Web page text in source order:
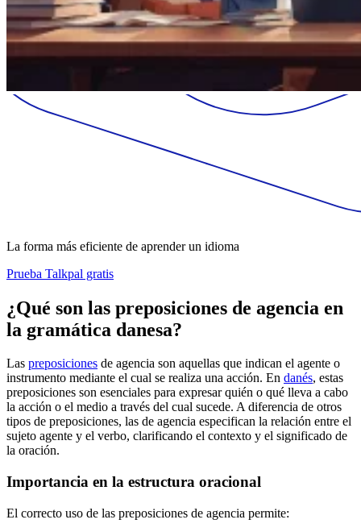
La forma más eficiente de aprender un idioma
Prueba Talkpal gratis
¿Qué son las preposiciones de agencia en
la gramática danesa?
Las preposiciones de agencia son aquellas que indican el agente o
instrumento mediante el cual se realiza una acción. En danés, estas
preposiciones son esenciales para expresar quién o qué lleva a cabo
la acción o el medio a través del cual sucede. A diferencia de otros
tipos de preposiciones, las de agencia especifican la relación entre el
sujeto agente y el verbo, clarificando el contexto y el significado de
la oración.
Importancia en la estructura oracional
El correcto uso de las preposiciones de agencia permite: